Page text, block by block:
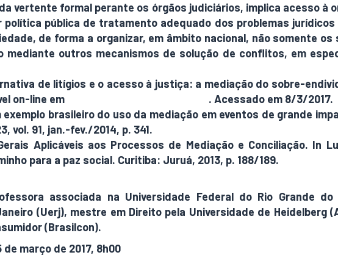
vertente formal perante os órgãos judiciários, implica acesso à
pública de tratamento adequado dos problemas
de forma a organizar, em âmbito nacional, não somente
mediante outros mecanismos de solução de conflitos, em
de litígios e o acesso à justiça: a mediação do sobre-
on-line em
. Acessado em 8/3/2017.
brasileiro do uso da mediação em eventos de grande
vol. 91, jan.-fev./2014, p. 341.
Aplicáveis aos Processos de Mediação e Conciliação. In
para a paz social. Curitiba: Juruá, 2013, p. 188/189.
associada na Universidade Federal do Rio Grande
(Uerj), mestre em Direito pela Universidade de
(Brasilcon).
março de 2017, 8h00